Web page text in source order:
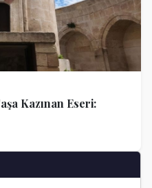
Kazınan Eseri: